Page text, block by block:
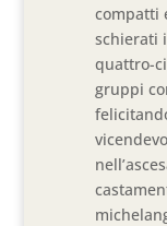
compatti
schierati
quattro-
gruppi